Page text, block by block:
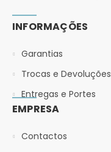
INFORMAÇÕES
Garantias
Trocas e Devoluções
Entregas e Portes
EMPRESA
Contactos